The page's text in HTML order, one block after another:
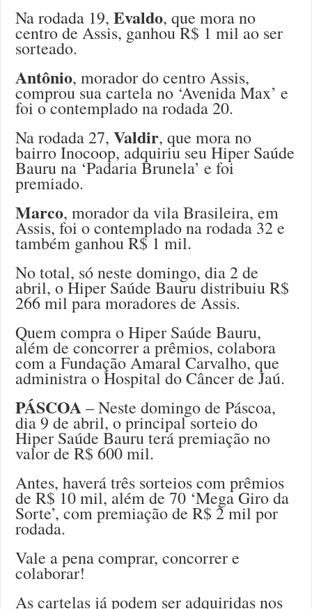
Na rodada 19,Evaldo, que mora no
centro de Assis, ganhou R$ 1 mil ao ser
sorteado.
Antônio, morador do centro Assis,
comprou sua cartela no ‘Avenida Max’ e
foi o contemplado na rodada 20.
Na rodada 27,Valdir, que mora no
bairro Inocoop, adquiriu seu Hiper Saúde
Bauru na ‘Padaria Brunela’ e foi
premiado.
Marco, morador da vila Brasileira, em
Assis, foi o contemplado na rodada 32 e
também ganhou R$ 1 mil.
No total, só neste domingo, dia 2 de
abril, o Hiper Saúde Bauru distribuiu R$
266 mil para moradores de Assis.
Quem compra o Hiper Saúde Bauru,
além de concorrer a prêmios, colabora
com a Fundação Amaral Carvalho, que
administra o Hospital do Câncer de Jaú.
PÁSCOA– Neste domingo de Páscoa,
dia 9 de abril, o principal sorteio do
Hiper Saúde Bauru terá premiação no
valor de R$ 600 mil.
Antes, haverá três sorteios com prêmios
de R$ 10 mil, além de 70 ‘Mega Giro da
Sorte’, com premiação de R$ 2 mil por
rodada.
Vale a pena comprar, concorrer e
colaborar!
As cartelas já podem ser adquiridas nos